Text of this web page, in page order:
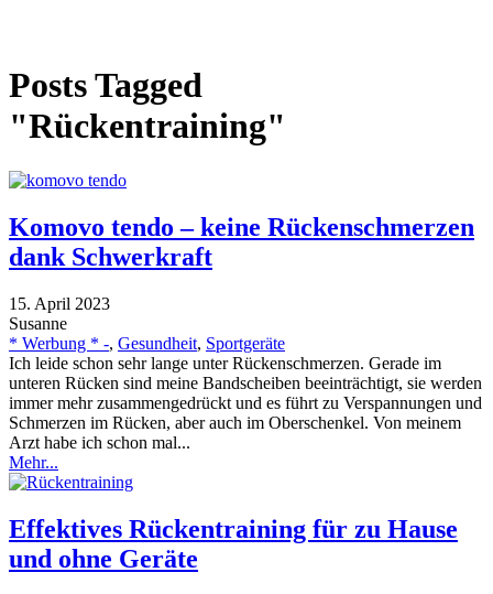
Posts Tagged
"Rückentraining"
Komovo tendo – keine Rückenschmerzen
dank Schwerkraft
15. April 2023
Susanne
* Werbung * -, Gesundheit, Sportgeräte
Ich leide schon sehr lange unter Rückenschmerzen. Gerade im
unteren Rücken sind meine Bandscheiben beeinträchtigt, sie werden
immer mehr zusammengedrückt und es führt zu Verspannungen und
Schmerzen im Rücken, aber auch im Oberschenkel. Von meinem
Arzt habe ich schon mal...
Mehr...
Effektives Rückentraining für zu Hause
und ohne Geräte